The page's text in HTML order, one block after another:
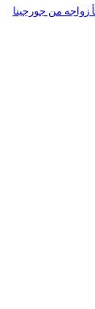
زواجه من جورجينا